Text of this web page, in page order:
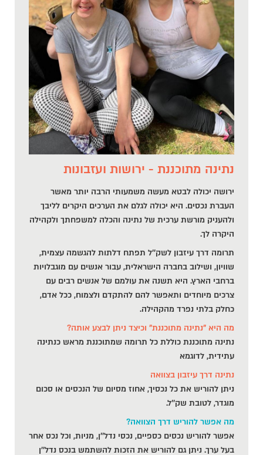
נתינה מתוכננת - ירושות ועזבונות
ירושה יכולה לבטא מעשה משמעותי הרבה יותר מאשר
העברת נכסים. היא יכולה לגלם את הערכים היקרים לליבך
ולהעניק מורשת ערכית של נתינה והכלה למשפחתך ולקהילה
היקרה לך.
תרומה דרך עיזבון לשק''ל תפתח דלתות להגשמה עצמית,
שוויון, ושילוב בחברה הישראלית, עבור אנשים עם מוגבלויות
ברחבי הארץ. היא תשנה את עולמם של אנשים רבים עם
צרכים מיוחדים ותאפשר להם להתקדם ולצמוח, ככל אדם,
כחלק בלתי נפרד מהקהילה.
מה היא "נתינה מתוכננת" וכיצד ניתן לבצע אותה?
נתינה מתוכננת כוללת כל תרומה שמתוכננת מראש כנתינה
עתידית, לדוגמא
נתינה דרך עיזבון בצוואה
ניתן להוריש את כל נכסיך, אחוז מסיום של הנכסים או סכום
מוגדר, לטובת שק''ל.
מה אפשר להוריש דרך הצוואה?
אפשר להוריש נכסים כספיים, נכסי נדל''ן, מניות, וכל נכס אחר
בעל ערך. ניתן גם להוריש את הזכות להשתמש בנכס נדל''ן